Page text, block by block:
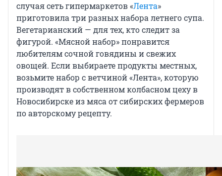
случая сеть гипермаркетов «Лента»
приготовила три разных набора летнего супа.
Вегетарианский — для тех, кто следит за
фигурой. «Мясной набор» понравится
любителям сочной говядины и свежих
овощей. Если выбираете продукты местных,
возьмите набор с ветчиной «Лента», которую
производят в собственном колбасном цеху в
Новосибирске из мяса от сибирских фермеров
по авторскому рецепту.